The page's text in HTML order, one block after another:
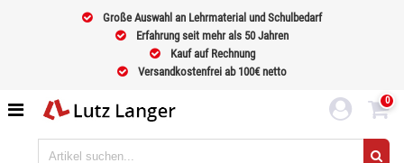
Große Auswahl an Lehrmaterial und Schulbedarf
Erfahrung seit mehr als 50 Jahren
Kauf auf Rechnung
Versandkostenfrei ab 100€ netto
0